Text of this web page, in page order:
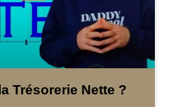
Trésorerie Nette ?